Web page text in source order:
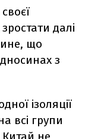
далі
що
з
ізоляції
всі групи